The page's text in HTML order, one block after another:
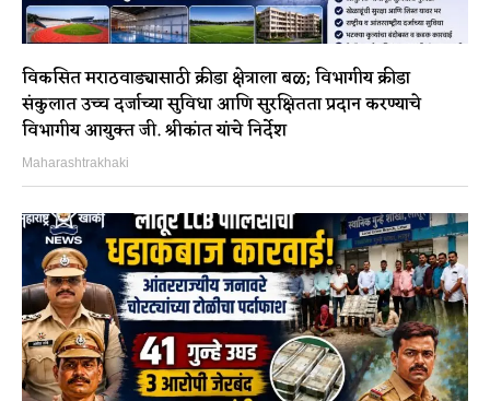
विकसित मराठवाड्यासाठी क्रीडा क्षेत्राला बळ; विभागीय क्रीडा
संकुलात उच्च दर्जाच्या सुविधा आणि सुरक्षितता प्रदान करण्याचे
विभागीय आयुक्त जी. श्रीकांत यांचे निर्देश
Maharashtrakhaki